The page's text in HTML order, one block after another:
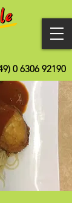
0 6306 92190